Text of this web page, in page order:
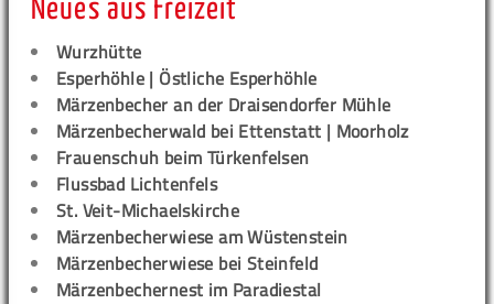
Neues aus Freizeit
Wurzhütte
Esperhöhle | Östliche Esperhöhle
Märzenbecher an der Draisendorfer Mühle
Märzenbecherwald bei Ettenstatt | Moorholz
Frauenschuh beim Türkenfelsen
Flussbad Lichtenfels
St. Veit-Michaelskirche
Märzenbecherwiese am Wüstenstein
Märzenbecherwiese bei Steinfeld
Märzenbechernest im Paradiestal